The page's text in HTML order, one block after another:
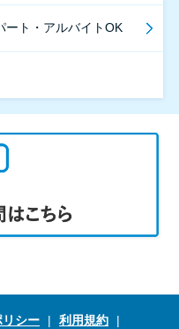
ート・アルバイトOK
リシー
利用規約